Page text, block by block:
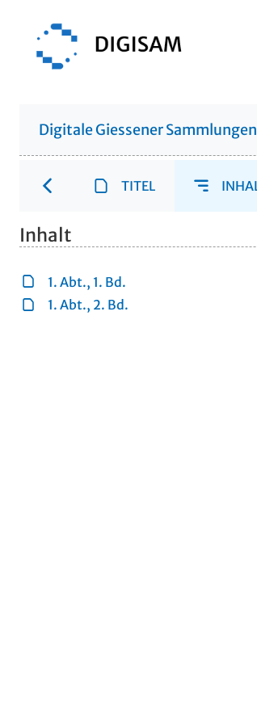
Digitale Giessener Sammlungen
TITEL
Inhalt
1. Abt., 1. Bd.
1. Abt., 2. Bd.